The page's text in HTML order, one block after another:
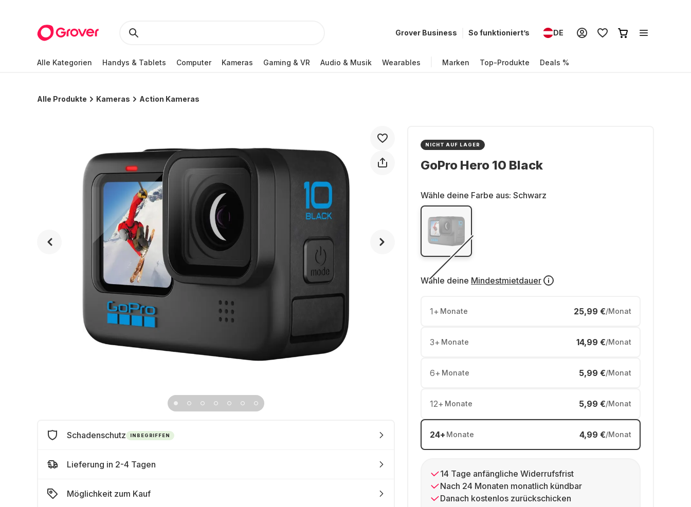
Grover Business So funktioniert’s DE
Alle Kategorien Handys & Tablets Computer Kameras Gaming & VR Audio & Musik Wearables Marken Top-Produkte Deals %
Alle Produkte Kameras Action Kameras
NICHT AUF LAGER
GoPro Hero 10 Black
Wähle deine Farbe aus: Schwarz
Wähle deine Mindestmietdauer
1+ Monate 25,99 €/Monat
3+ Monate 14,99 €/Monat
6+ Monate 5,99 €/Monat
12+ Monate 5,99 €/Monat
24+ Monate 4,99 €/Monat
14 Tage anfängliche Widerrufsfrist
Nach 24 Monaten monatlich kündbar
Danach kostenlos zurückschicken
Schadenschutz INBEGRIFFEN
Lieferung in 2-4 Tagen
Möglichkeit zum Kauf